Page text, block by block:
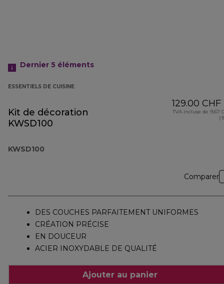
Dernier 5 éléments
ESSENTIELS DE CUISINE
Kit de décoration
KWSD100
KWSD100
129.00 CHF
TVA incluse de 9.67
(
Comparer
DES COUCHES PARFAITEMENT UNIFORMES
CRÉATION PRÉCISE
EN DOUCEUR
ACIER INOXYDABLE DE QUALITÉ
Ajouter au panier